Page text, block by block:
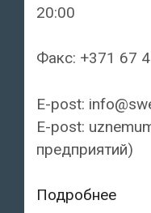
20:00
Факс: +371 67
E-post:
E-post:
предприятий)
Подробнее